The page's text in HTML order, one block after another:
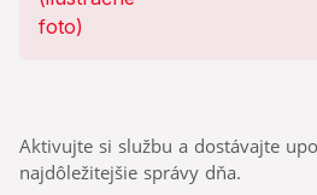
Aktivujte si službu a dostávajte
najdôležitejšie správy dňa.